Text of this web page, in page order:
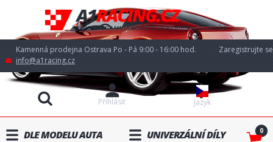
Kamenná prodejna Ostrava Po - Pá 9:00 - 16:00 hod.
info@a1racing.cz
Jazyk
Přihlásit
Zaregistrujte se
DLE MODELU AUTA UNIVERZÁLNÍ DÍLY 0